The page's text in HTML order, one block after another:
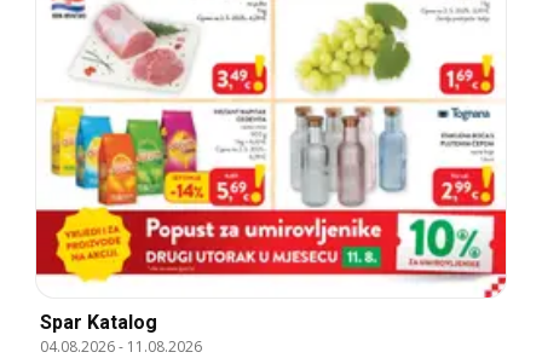
Spar Katalog
04.08.2026- 11.08.2026